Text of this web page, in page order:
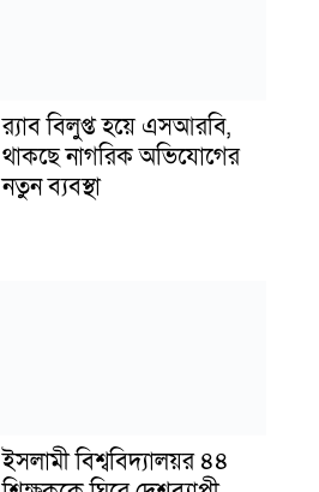
র‍্যাব বিলুপ্ত হয়ে এসআরবি,
থাকছে নাগরিক অভিযোগের
নতুন ব্যবস্থা
ইসলামী বিশ্ববিদ্যালয়র ৪৪